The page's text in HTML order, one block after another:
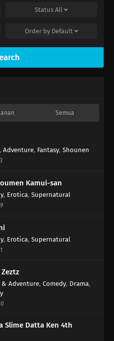
Status All
Order by Default
Semua
, Adventure, Fantasy, Shounen
Kamui-san
, Erotica, Supernatural
, Erotica, Supernatural
Adventure, Comedy, Drama,
Slime Datta Ken 4th